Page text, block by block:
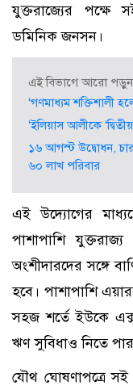
যুক্তরাজ্যের পক্ষে
ডমিনিক জনসন।
এই বিভাগে আরো পড়ুন
‘গণমাধ্যম শক্তিশালী
‘ইলিয়াস আলীকে
১৬ আগস্ট উদ্বোধন, চার
৬০ লাখ পরিবার
এই উদ্যোগের
পাশাপাশি
অংশীদারদের সঙ্গে
হবে। পাশাপাশি
সহজ শর্তে ইউকে
ঋণ সুবিধাও নিতে
যৌথ ঘোষণাপত্রে